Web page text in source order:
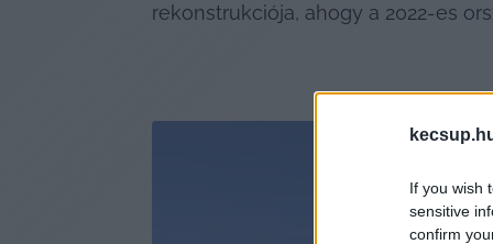
If you wish
sensitive
confirm
rekonstrukciója, ahogy a 2022-es